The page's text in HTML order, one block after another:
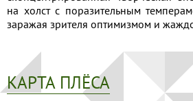
на холст с поразительным
заражая зрителя оптимизмом и
КАРТА ПЛЁСА